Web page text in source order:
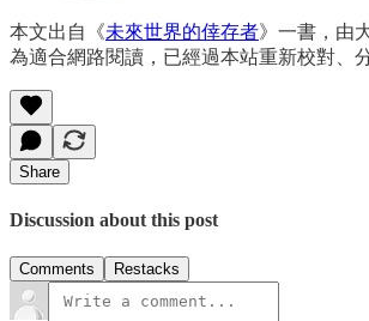
本文出自《未來世界的倖存者》一書，由
為適合網路閱讀，已經過本站重新校對、
Share
Discussion about this post
Comments Restacks